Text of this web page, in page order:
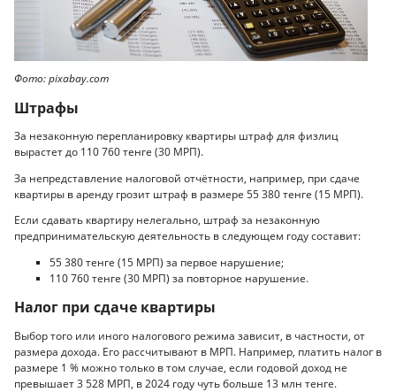
Фото: pixabay.com
Штрафы
За незаконную перепланировку квартиры штраф для физлиц
вырастет до 110 760 тенге (30 МРП).
За непредставление налоговой отчётности, например, при сдаче
квартиры в аренду грозит штраф в размере 55 380 тенге (15 МРП).
Если сдавать квартиру нелегально, штраф за незаконную
предпринимательскую деятельность в следующем году составит:
55 380 тенге (15 МРП) за первое нарушение;
110 760 тенге (30 МРП) за повторное нарушение.
Налог при сдаче квартиры
Выбор того или иного налогового режима зависит, в частности, от
размера дохода. Его рассчитывают в МРП. Например, платить налог в
размере 1 % можно только в том случае, если годовой доход не
превышает 3 528 МРП, в 2024 году чуть больше 13 млн тенге.